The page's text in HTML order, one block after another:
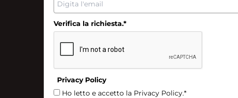
Verifica la richiesta.*
Privacy Policy
Ho letto e accetto la Privacy Policy.*